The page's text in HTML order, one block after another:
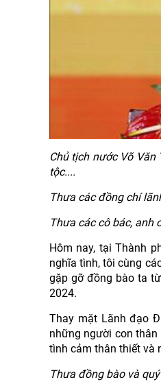
Chủ tịch nước Võ
tộc....
Thưa các đồng chí
Thưa các cô bác, anh
Hôm nay, tại Thành
nghĩa tình, tôi cùng
gặp gỡ đồng bào ta
2024.
Thay mặt Lãnh đạo
những người con
tình cảm thân thiết và
Thưa đồng bào và